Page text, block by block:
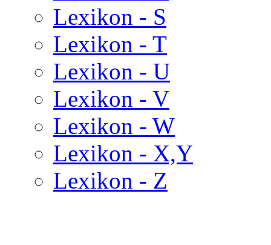
Lexikon - S
Lexikon - T
Lexikon - U
Lexikon - V
Lexikon - W
Lexikon - X,Y
Lexikon - Z